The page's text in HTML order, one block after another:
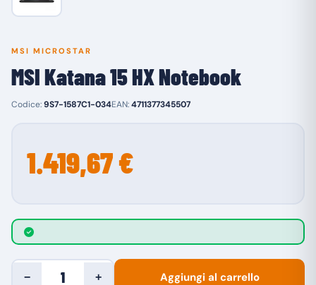
MSI MICROSTAR
MSI Katana 15 HX Notebook
Codice:9S7-1587C1-034EAN:4711377345507
1.419,67 €
− + Aggiungi al carrello